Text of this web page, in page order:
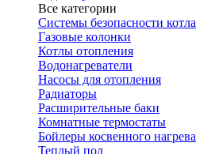
Все категории
Системы безопасности котла
Газовые колонки
Котлы отопления
Водонагреватели
Насосы для отопления
Радиаторы
Расширительные баки
Комнатные термостаты
Бойлеры косвенного нагрева
Теплый пол